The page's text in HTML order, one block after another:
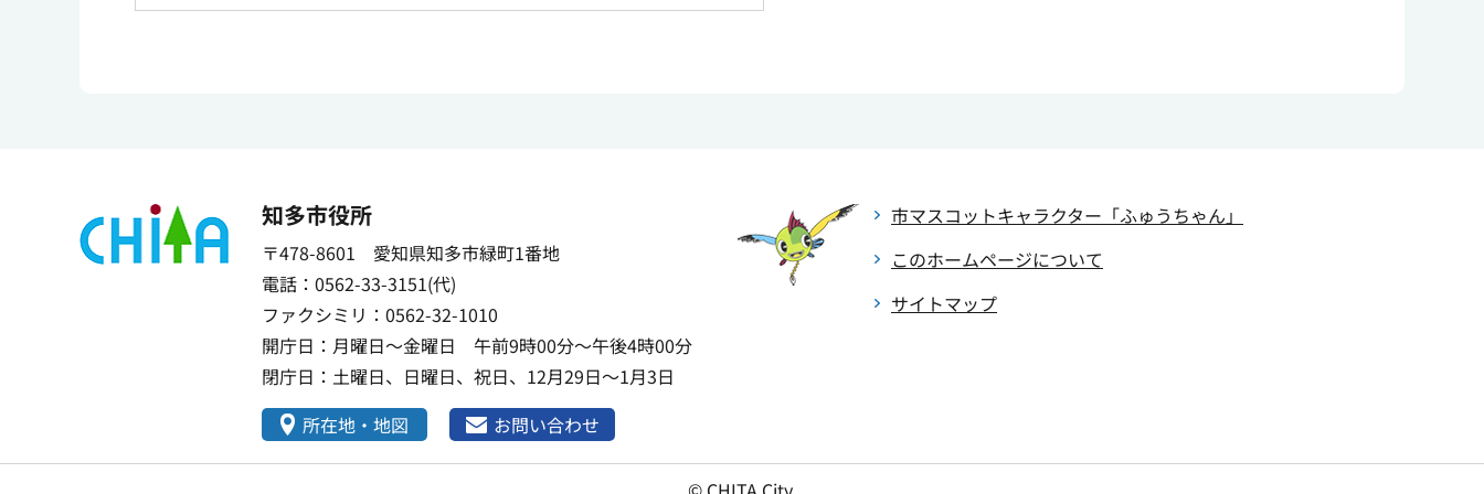
知多市役所
〒478-8601 愛知県知多市緑町1番地
電話：0562-33-3151(代)
ファクシミリ：0562-32-1010
開庁日：月曜日～金曜日 午前9時00分～午後4時00分
閉庁日：土曜日、日曜日、祝日、12月29日～1月3日
所在地・地図
お問い合わせ
市マスコットキャラクター 「ふゅうちゃん」
このホームページについて
サイトマップ